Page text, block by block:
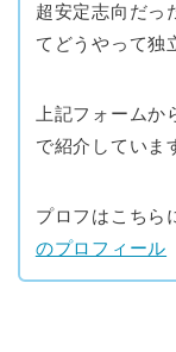
超安定志向だっ
てどうやって独
上記フォーム
で紹介していま
プロフはこちら
のプロフィール